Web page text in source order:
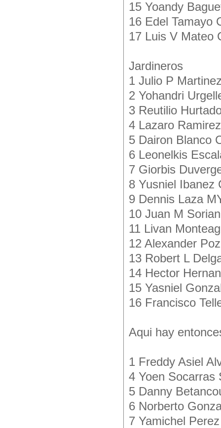
15 Yoandy
16 Edel Tamayo
17 Luis V Mateo
Jardineros
1 Julio P
2 Yohandri
3 Reutilio
4 Lazaro
5 Dairon Blanco
6 Leonelkis
7 Giorbis
8 Yusniel Ibanez
9 Dennis Laza
10 Juan M
11 Livan
12 Alexander
13 Robert L
14 Hector
15 Yasniel
16 Francisco
Aqui hay
1 Freddy Asiel
4 Yoen Socarras
5 Danny
6 Norberto
7 Yamichel